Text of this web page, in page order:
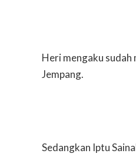
Heri mengaku sudah
Jempang.
Sedangkan Iptu